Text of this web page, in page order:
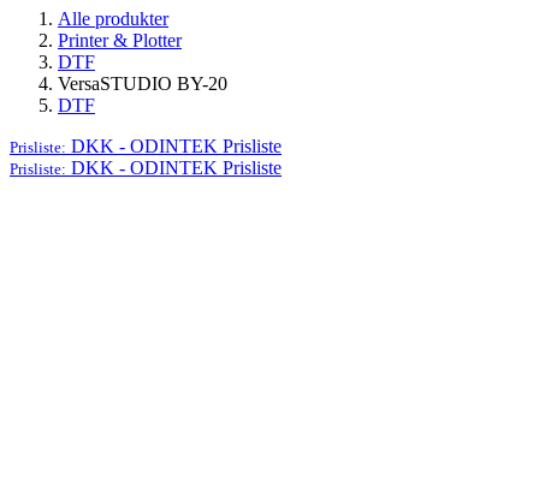
Alle produkter
Printer & Plotter
DTF
VersaSTUDIO BY-20
DTF
Prisliste: DKK - ODINTEK Prisliste
Prisliste: DKK - ODINTEK Prisliste